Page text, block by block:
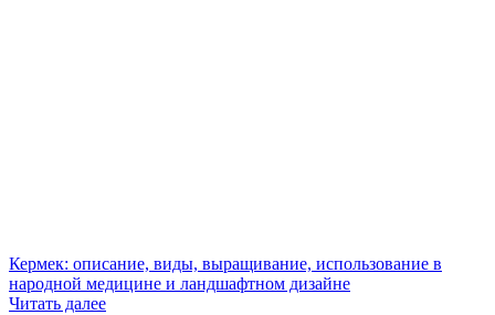
Кермек: описание, виды, выращивание, использование в
народной медицине и ландшафтном дизайне
Читать далее